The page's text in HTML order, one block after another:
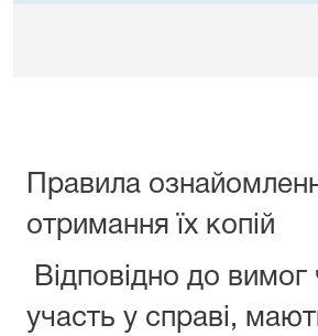
Правила
отримання їх копій
Відповідно до
участь у справі,